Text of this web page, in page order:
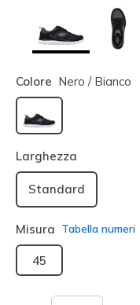
Colore Nero / Bianco
selezionato
Larghezza
Standard
Misura Tabella numeri
45